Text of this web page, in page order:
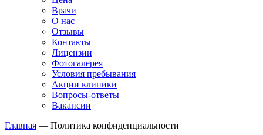
Врачи
О нас
Отзывы
Контакты
Лицензии
Фотогалерея
Условия пребывания
Акции клиники
Вопросы-ответы
Вакансии
Главная — Политика конфиденциальности